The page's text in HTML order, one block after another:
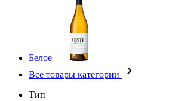
Белое
Все товары категории
Тип